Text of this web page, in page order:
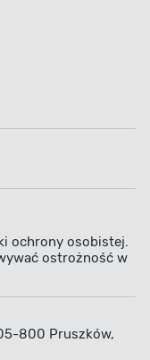
ochrony osobistej.
ostrożność w
800 Pruszków,